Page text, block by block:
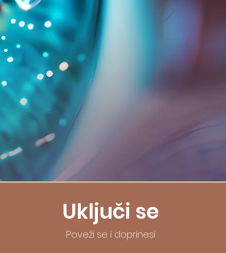
Uključi se
Poveži se i doprinesi